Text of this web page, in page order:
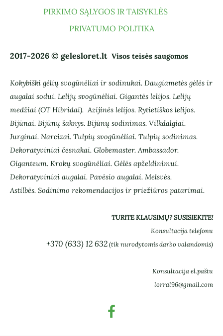
PIRKIMO SĄLYGOS IR TAISYKLĖS
PRIVATUMO POLITIKA
2017-2026 © gelesloret.lt Visos teisės saugomos
Kokybiški gėlių svogūnėliai ir sodinukai. Daugiametės gėlės ir
augalai sodui. Lelijų svogūnėliai. Gigantės lelijos. Lelijų
medžiai (OT Hibridai).Azijinės lelijos. Rytietiškos lelijos.
Bijūnai. Bijūnų šaknys. Bijūnų sodinimas. Vilkdalgiai.
Jurginai. Narcizai. Tulpių svogūnėliai. Tulpių sodinimas.
Dekoratyviniai česnakai. Globemaster. Ambassador.
Giganteum. Krokų svogūnėliai. Gėlės apželdinimui.
Dekoratyviniai augalai. Pavėsio augalai. Melsvės.
Astilbės. Sodinimo rekomendacijos ir priežiūros patarimai.
TURITE KLAUSIMŲ? SUSISIEKITE!
Konsultacija telefonu
+370 (633) 12 632(tik nurodytomis darbo valandomis)
Konsultacija el.paštu
lorral96@gmail.com